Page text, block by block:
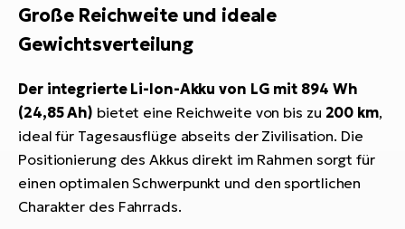
Große Reichweite und ideale
Gewichtsverteilung
Der integrierte Li-Ion-Akku von LG mit 894 Wh
(24,85 Ah) bietet eine Reichweite von bis zu 200 km,
ideal für Tagesausflüge abseits der Zivilisation. Die
Positionierung des Akkus direkt im Rahmen sorgt für
einen optimalen Schwerpunkt und den sportlichen
Charakter des Fahrrads.